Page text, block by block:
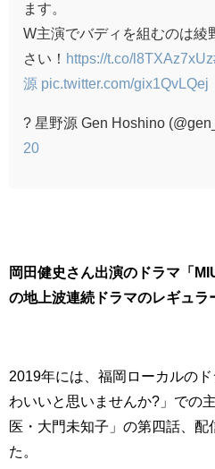
ます。
W主演でバディを組むのは綾
さい！ https://t.co/l8TXAz7xUz
源 pic.twitter.com/gix1QvLQej
? 星野源 Gen Hoshino
20
岡田健史さん出演のドラマ「
の地上波連続ドラマのレギュラ
2019年には、福岡ローカルのド
わいいと思いませんか? 」での
医・大門未知子」の第四話、配
た。